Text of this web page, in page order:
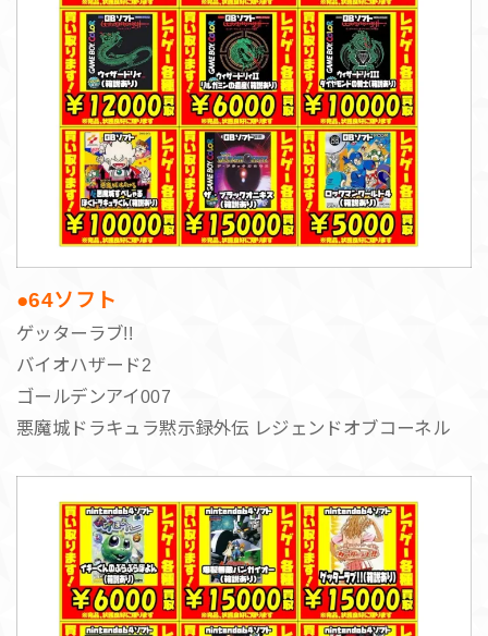
●64ソフト
ゲッターラブ!!
バイオハザード2
ゴールデンアイ007
悪魔城ドラキュラ黙示録外伝 レジェンドオブコーネル